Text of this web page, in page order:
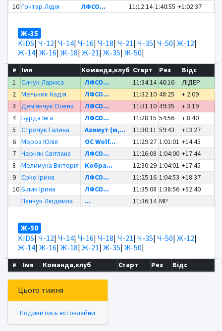
10 Гонтар Лідія ЛФСО... 11:12:14 1:40:55 +1:02:37
Ж-35
KIDS| Ч-12| Ч-14| Ч-16| Ч-18| Ч-21| Ч-35| Ч-50| Ж-12|
Ж-14| Ж-16| Ж-18| Ж-21| Ж-35| Ж-50|
# Імя Команда,клуб Старт Рез
Відс
1
Сичук Лариса ЛФСО... 11:34:14 46:16
ЛІДЕР
2
Мельник Надія ЛФСО... 11:32:10 48:25
+ 2:09
3
Дем‘янчук Олена ЛФСО... 11:31:10 49:35
+ 3:19
4
Бурда Інга ЛФСО... 11:28:15 54:56
+ 8:40
5
Строчук Галина Азимут (м,... 11:30:11 59:43
+13:27
6
Мороз Юлія OC Wolf... 11:29:27 1:01:01 +14:45
7
Черняк Світлана ЛФСО... 11:26:08 1:04:00 +17:44
8
Мелимука Вікторія Кобра... 12:30:29 1:04:01 +17:45
9
Єрко Ірина ЛФСО... 11:25:16 1:04:53 +18:37
10 Білик Ірина ЛФСО... 11:35:08 1:38:56 +52:40
Панчук Людмила
... 11:36:14 MP
Ж-50
KIDS| Ч-12| Ч-14| Ч-16| Ч-18| Ч-21| Ч-35| Ч-50| Ж-12|
Ж-14| Ж-16| Ж-18| Ж-21| Ж-35| Ж-50|
# Імя Команда,клуб Старт Рез Відс
Цього тижня
Подивитись всі онлайни